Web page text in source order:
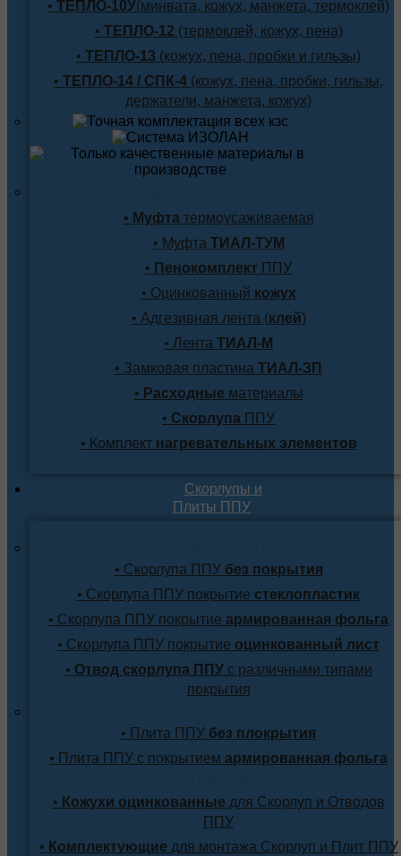
• ТЕПЛО-10У(минвата, кожух, манжета, термоклей)
• ТЕПЛО-12 (термоклей, кожух, пена)
• ТЕПЛО-13 (кожух, пена, пробки и гильзы)
• ТЕПЛО-14 / СПК-4 (кожух, пена, пробки, гильзы,
держатели, манжета, кожух)
• Муфтатермоусаживаемая
• Муфта ТИАЛ-ТУМ
• Пенокомплект ППУ
• Оцинкованный кожух
• Адгезивная лента (клей)
• Лента ТИАЛ-М
• Замковая пластина ТИАЛ-ЗП
• Расходные материалы
• Скорлупа ППУ
• Комплектнагревательных элементов
Скорлупы и
Плиты ППУ
• Скорлупа ППУбез покрытия
• Скорлупа ППУ покрытие стеклопластик
• Скорлупа ППУ покрытие армированная фольга
• Скорлупа ППУ покрытие оцинкованный лист
• Отвод скорлупа ППУс различными типами
покрытия
• Плита ППУ без плокрытия
• Плита ППУ с покрытием армированная фольга
• Кожухи оцинкованные для Скорлуп и Отводов
ППУ
• Комплектующие для монтажа Скорлуп и Плит ППУ